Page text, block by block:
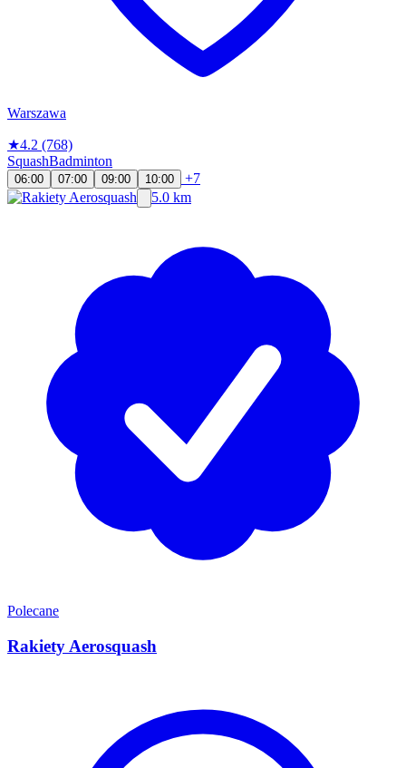
Warszawa
★4.2 (768)
SquashBadminton
06:00 07:00 09:00 10:00
+7
5.0 km
Polecane
Rakiety Aerosquash